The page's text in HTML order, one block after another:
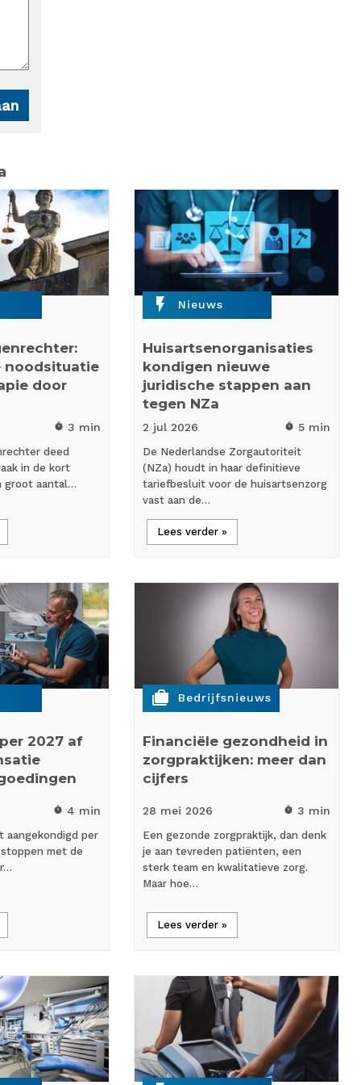
noodsituatie
door
timer 3 min
deed
in de kort
groot aantal…
flash_on Nieuws
Huisartsenorganisaties
kondigen nieuwe
juridische stappen aan
tegen NZa
2 jul 2026 timer 5 min
De Nederlandse Zorgautoriteit
(NZa) houdt in haar definitieve
tariefbesluit voor de huisartsenzorg
vast aan de…
Lees verder »
2027 af
timer 4 min
aangekondigd per
met de
cases Bedrijfsnieuws
Financiële gezondheid in
zorgpraktijken: meer dan
cijfers
28 mei 2026 timer 3 min
Een gezonde zorgpraktijk, dan denk
je aan tevreden patiënten, een
sterk team en kwalitatieve zorg.
Maar hoe…
Lees verder »